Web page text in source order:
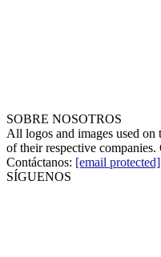
SOBRE NOSOTROS
All logos and images used on
of their respective companies.
Contáctanos: [email protected]
SÍGUENOS